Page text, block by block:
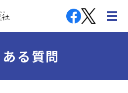
る質問